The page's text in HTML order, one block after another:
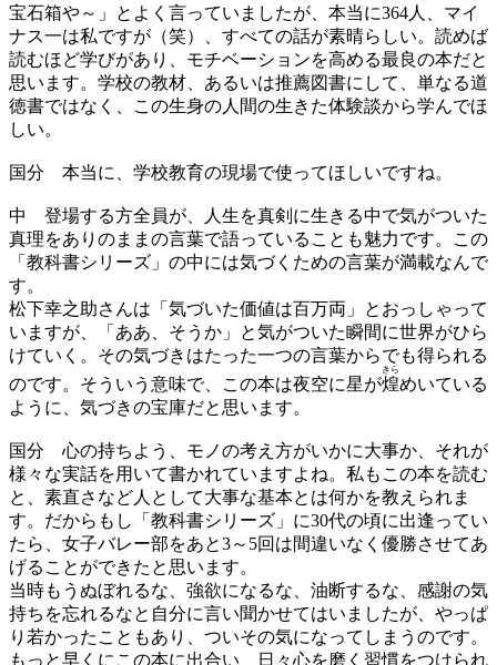
宝石箱や～」とよく言っていましたが、本当に364人、マイ
ナス一は私ですが（笑）、すべての話が素晴らしい。読めば
読むほど学びがあり、モチベーションを高める最良の本だと
思います。学校の教材、あるいは推薦図書にして、単なる道
徳書ではなく、この生身の人間の生きた体験談から学んでほ
しい。
国分 本当に、学校教育の現場で使ってほしいですね。
中
登場する方全員が、人生を真剣に生きる中で気がついた
真理をありのままの言葉で語っていることも魅力です。この
「教科書シリーズ」の中には気づくための言葉が満載なんで
す。
松下幸之助さんは「気づいた価値は百万両」とおっしゃって
いますが、「ああ、そうか」と気がついた瞬間に世界がひら
けていく。その気づきはたった一つの言葉からでも得られる
のです。そういう意味で、この本は夜空に星が煌
きら
めいている
ように、気づきの宝庫だと思います。
国分 心の持ちよう、モノの考え方がいかに大事か、それが
様々な実話を用いて書かれていますよね。私もこの本を読む
と、素直さなど人として大事な基本とは何かを教えられま
す。だからもし「教科書シリーズ」に30代の頃に出逢ってい
たら、女子バレー部をあと3～5回は間違いなく優勝させてあ
げることができたと思います。
当時もうぬぼれるな、強欲になるな、油断するな、感謝の気
持ちを忘れるなと自分に言い聞かせてはいましたが、やっぱ
り若かったこともあり、ついその気になってしまうのです。
もっと早くにこの本に出合い、日々心を磨く習慣をつけられ